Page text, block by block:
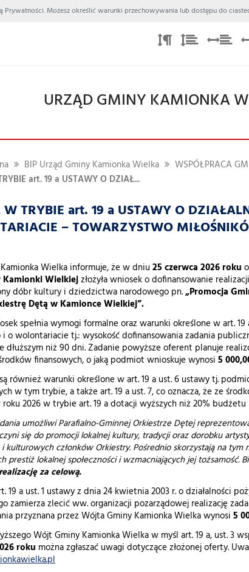
Prywatności. Możesz określić warunki przechowywania lub dostępu do
URZĄD GMINY KAMIONKA
BIP Urząd Gminy Kamionka Wielka
WSPÓŁPRACA
art. 19 a USTAWY O DZIAŁ...
W TRYBIE art. 19 a USTAWY O
– TOWARZYSTWO
Wielka informuje, że w dniu 25 czerwca 2026 roku
Kamionki Wielkiejzłożyła wniosek o dofinansowanie
dóbr kultury i dziedzictwa narodowego pn.„Promocja
Dętą w Kamionce Wielkiej”.
spełnia wymogi formalne oraz warunki określone w art.
o wolontariacie tj.: wysokość dofinansowania zadania
dłuższym niż 90 dni. Zadanie powyższe oferent planuje
finansowych, o jaką podmiot wnioskuje wynosi 5
również warunki określone w art. 19 a ust. 6 ustawy tj.
w tym trybie, a także art. 19 a ust. 7, co oznacza, że ze
2026 w trybie art. 19 a dotacji wyższych niż 20%
umożliwi Parafialno-Gminnej Orkiestrze Dętej
się do promocji lokalnej kultury, tradycji oraz dorobku
kulturowych członków Orkiestry. Pośrednio skorzystają na
prestiż lokalnej społeczności i wzmacniających jej
za celową.
19 a ust. 1 ustawy z dnia 24 kwietnia 2003 r. o działalności
zamierza zlecić ww. organizacji pozarządowej realizację
przyznana przez Wójta Gminy Kamionka Wielka wynosi 5
Wójt Gminy Kamionka Wielka w myśl art. 19 a, ust. 3
roku można zgłaszać uwagi dotyczące złożonej oferty.